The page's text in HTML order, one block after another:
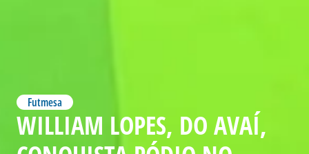
Futmesa
WILLIAM LOPES, DO AVAÍ,